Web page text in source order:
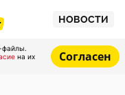
НОВОСТИ
файлы.
на их
Согласен